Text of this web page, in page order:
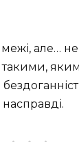
але…
такими,